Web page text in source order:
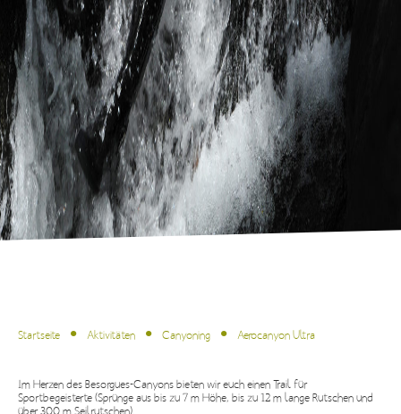
Startseite Aktivitäten Canyoning Aerocanyon Ultra
Im Herzen des Besorgues-Canyons bieten wir euch einen Trail für
Sportbegeisterte (Sprünge aus bis zu 7 m Höhe, bis zu 12 m lange Rutschen und